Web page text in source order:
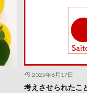
2025年6月17日
考えさせられたこ